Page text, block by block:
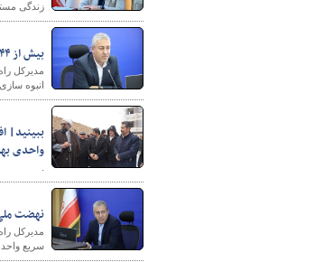
زندگی
بیش از ۵۴۴ واحد مسکونی در شهر گلمان آذربایجان غربی آماده تحویل است
انبوه
واحدی
نهضت
مدیرکل
سریع